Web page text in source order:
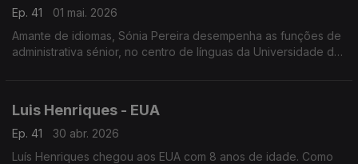
Ep. 41
01 mai. 2026
Amante de idiomas, Sónia Pereira desempenha as funções de
administrativa sénior, no centro de línguas da Universidade de
Luis Henriques - EUA
Ep. 41
30 abr. 2026
Luís Henriques chegou aos EUA com 8 anos de idade. Como